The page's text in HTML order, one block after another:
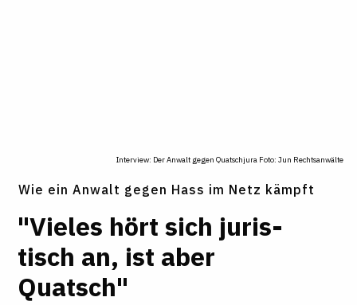
Interview: Der Anwalt gegen Quatschjura Foto: Jun Rechtsanwälte
Wie ein Anwalt gegen Hass im Netz kämpft
"Vieles hört sich juris­
tisch an, ist aber
Quatsch"